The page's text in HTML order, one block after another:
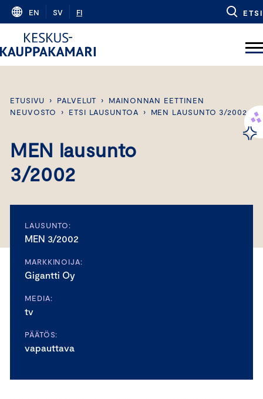
Skip
content
EN SV FI ETSI
ETUSIVU › PALVELUT ›
MAINONNAN EETTINEN
NEUVOSTO
› ETSI LAUSUNTOA › MEN LAUSUNTO 3/2002
MEN lausunto
3/2002
LAUSUNTO:
MEN 3/2002
MARKKINOIJA:
Gigantti Oy
MEDIA:
tv
PÄÄTÖS:
vapauttava